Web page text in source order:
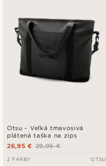
Otsu - Veľká tmavosivá
plátená taška na zips
29,95 €
26,95 €
2 FARBY OTSU